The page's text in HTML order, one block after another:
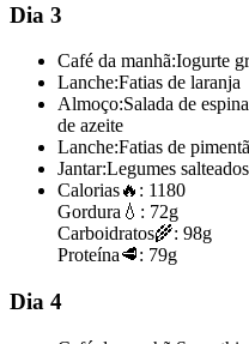
Dia 3
Café da manhã:Iogurte
Lanche:Fatias de laranja
Almoço:Salada de
de azeite
Lanche:Fatias de
Jantar:Legumes
Calorias🔥: 1180
Gordura 💧: 72g
Carboidratos🌾: 98g
Proteína🥩: 79g
Dia 4